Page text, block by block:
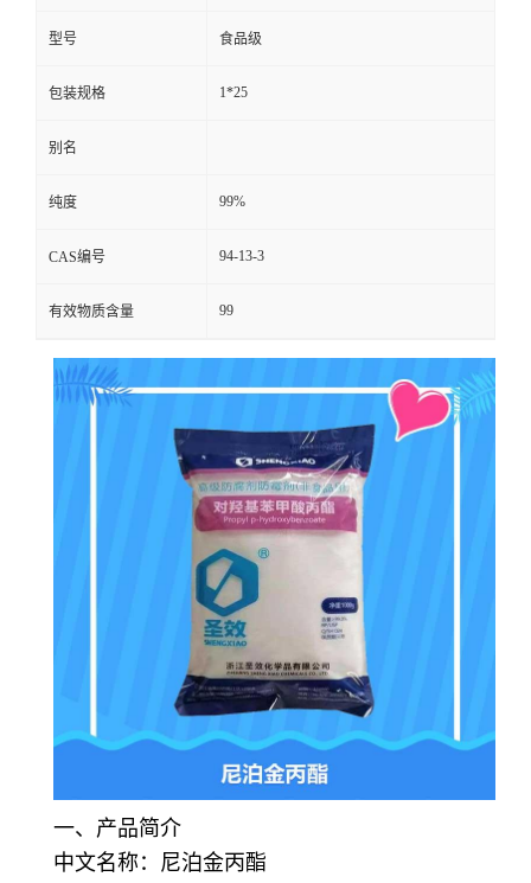
型号 食品级
包装规格 1*25
别名
纯度 99%
CAS编号 94-13-3
有效物质含量 99
一、产品简介
中文名称：尼泊金丙酯